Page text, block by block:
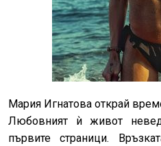
Мария Игнатова открай
Любовният ѝ живот
първите страници.